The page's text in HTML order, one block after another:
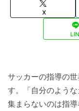
X
サッカーの指導の
す。「自分のよう
集まらないのは指